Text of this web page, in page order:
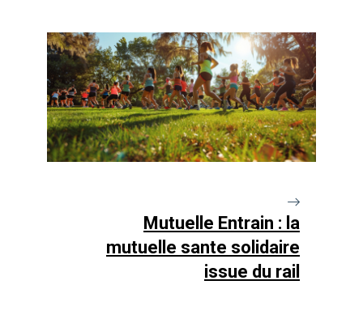
Mutuelle Entrain : la
mutuelle sante solidaire
issue du rail